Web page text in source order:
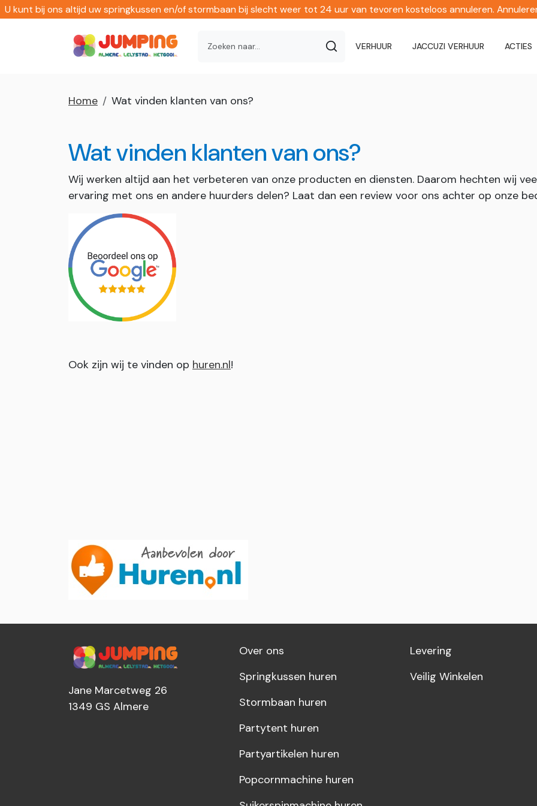
U kunt bij ons altijd uw springkussen en/of stormbaan bij slecht weer tot 24 uur van tevoren kosteloos annuleren.
VERHUUR JACCUZI VERHUUR ACTIES
Home Wat vinden klanten van ons?
Wat vinden klanten van ons?
Wij werken altijd aan het verbeteren van onze producten en diensten. Daarom hechten wij
ervaring met ons en andere huurders delen? Laat dan een review voor ons achter op onze
Ook zijn wij te vinden op huren.nl!
Jane Marcetweg 26
1349 GS Almere
Over ons
Springkussen huren
Stormbaan huren
Partytent huren
Partyartikelen huren
Popcornmachine huren
Levering
Veilig Winkelen